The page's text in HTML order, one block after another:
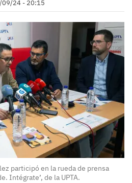
24 - 20:15
participó en la rueda de prensa
Intégrate’, de la UPTA.